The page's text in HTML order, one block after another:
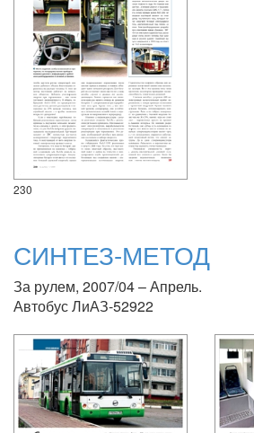
230
СИНТЕЗ-МЕТОД
За рулем, 2007/04 – Апрель.
Автобус ЛиАЗ-52922